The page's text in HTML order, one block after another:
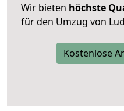
Wir bieten höchste
für den Umzug von
Kostenlose